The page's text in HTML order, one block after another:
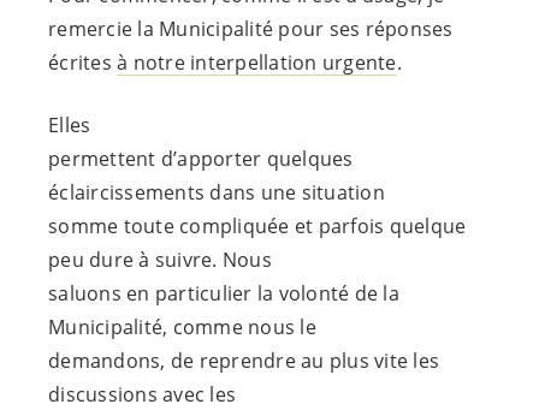
remercie la Municipalité pour ses réponses
écrites à notre interpellation urgente.
Elles
permettent d’apporter quelques
éclaircissements dans une situation
somme toute compliquée et parfois quelque
peu dure à suivre. Nous
saluons en particulier la volonté de la
Municipalité, comme nous le
demandons, de reprendre au plus vite les
discussions avec les